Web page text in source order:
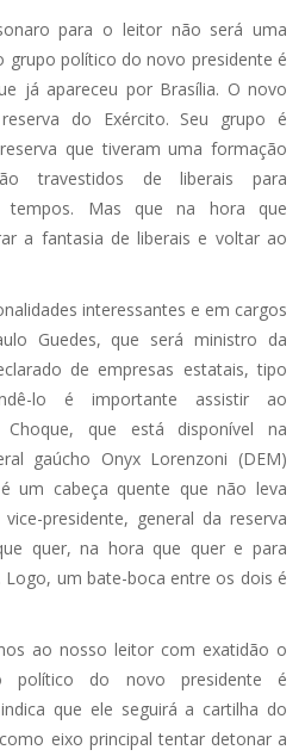
para o leitor não será uma
grupo político do novo presidente é
já apareceu por Brasília. O novo
do Exército. Seu grupo é
que tiveram uma formação
travestidos de liberais para
tempos. Mas que na hora que
a fantasia de liberais e voltar ao
interessantes e em cargos
Guedes, que será ministro da
de empresas estatais, tipo
lo é importante assistir ao
que está disponível na
gaúcho Onyx Lorenzoni (DEM)
um cabeça quente que não leva
presidente, general da reserva
quer, na hora que quer e para
um bate-boca entre os dois é
ao nosso leitor com exatidão o
político do novo presidente é
que ele seguirá a cartilha do
eixo principal tentar detonar a